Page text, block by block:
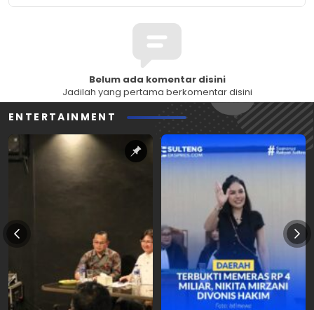
Belum ada komentar disini
Jadilah yang pertama berkomentar disini
ENTERTAINMENT